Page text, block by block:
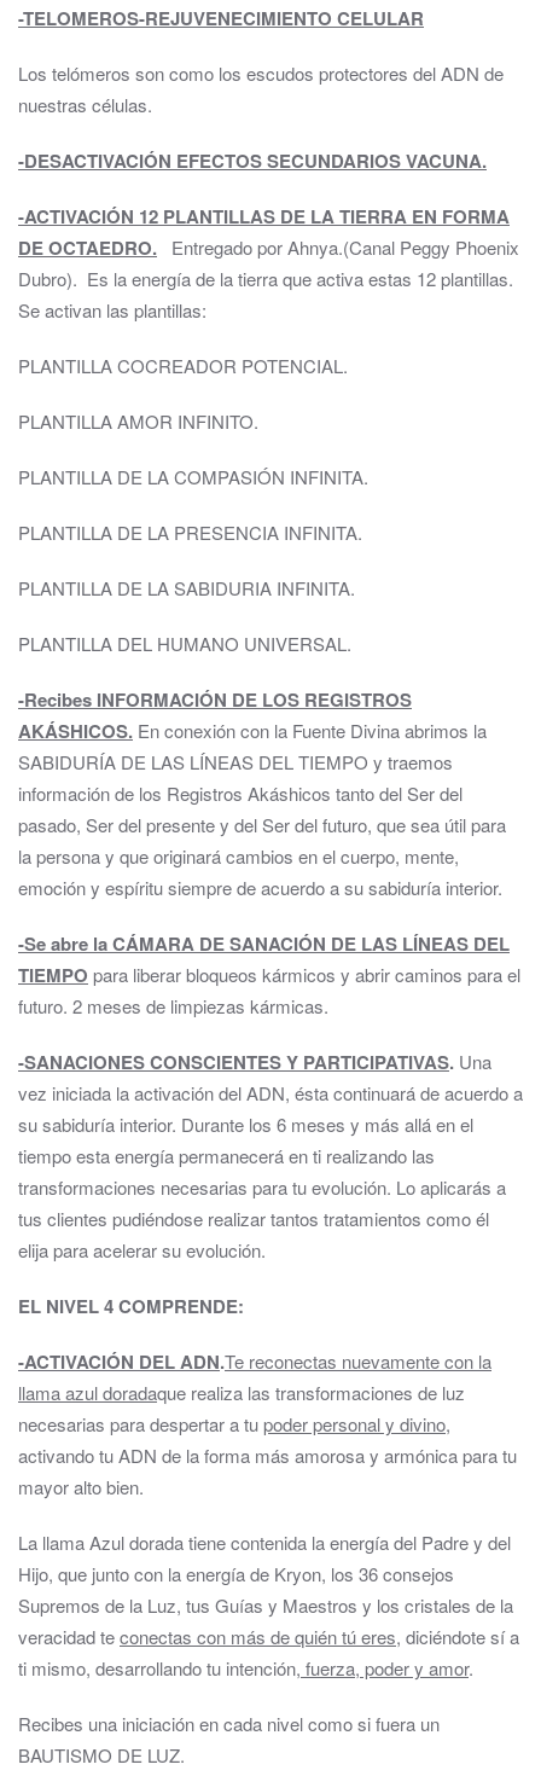
-TELOMEROS-REJUVENECIMIENTO CELULAR
Los telómeros son como los escudos protectores del ADN de
nuestras células.
-DESACTIVACIÓN EFECTOS SECUNDARIOS VACUNA.
-ACTIVACIÓN 12 PLANTILLAS DE LA TIERRA EN FORMA
DE OCTAEDRO. Entregado por Ahnya.(Canal Peggy Phoenix
Dubro). Es la energía de la tierra que activa estas 12 plantillas.
Se activan las plantillas:
PLANTILLA COCREADOR POTENCIAL.
PLANTILLA AMOR INFINITO.
PLANTILLA DE LA COMPASIÓN INFINITA.
PLANTILLA DE LA PRESENCIA INFINITA.
PLANTILLA DE LA SABIDURIA INFINITA.
PLANTILLA DEL HUMANO UNIVERSAL.
-Recibes INFORMACIÓN DE LOS REGISTROS
AKÁSHICOS. En conexión con la Fuente Divina abrimos la
SABIDURÍA DE LAS LÍNEAS DEL TIEMPO y traemos
información de los Registros Akáshicos tanto del Ser del
pasado, Ser del presente y del Ser del futuro, que sea útil para
la persona y que originará cambios en el cuerpo, mente,
emoción y espíritu siempre de acuerdo a su sabiduría interior.
-Se abre la CÁMARA DE SANACIÓN DE LAS LÍNEAS DEL
TIEMPO para liberar bloqueos kármicos y abrir caminos para el
futuro. 2 meses de limpiezas kármicas.
-SANACIONES CONSCIENTES Y PARTICIPATIVAS. Una
vez iniciada la activación del ADN, ésta continuará de acuerdo a
su sabiduría interior. Durante los 6 meses y más allá en el
tiempo esta energía permanecerá en ti realizando las
transformaciones necesarias para tu evolución. Lo aplicarás a
tus clientes pudiéndose realizar tantos tratamientos como él
elija para acelerar su evolución.
EL NIVEL 4 COMPRENDE:
-ACTIVACIÓN DEL ADN.Te reconectas nuevamente con la
llama azul doradaque realiza las transformaciones de luz
necesarias para despertar a tupoder personal y divino,
activando tu ADN de la forma más amorosa y armónica para tu
mayor alto bien.
La llama Azul dorada tiene contenida la energía del Padre y del
Hijo, que junto con la energía de Kryon, los 36 consejos
Supremos de la Luz, tus Guías y Maestros y los cristales de la
veracidad teconectas con más de quién tú eres, diciéndote sí a
ti mismo, desarrollando tu intención, fuerza, poder y amor.
Recibes una iniciación en cada nivel como si fuera un
BAUTISMO DE LUZ.